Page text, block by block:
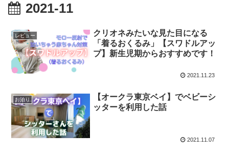
2021-11
レビュー
クリオネみたいな見た目になる
「着るおくるみ」【スワドルアッ
プ】新生児期からおすすめです！
2021.11.23
お泊り
【オークラ東京ベイ】でベビーシ
ッターを利用した話
2021.11.07